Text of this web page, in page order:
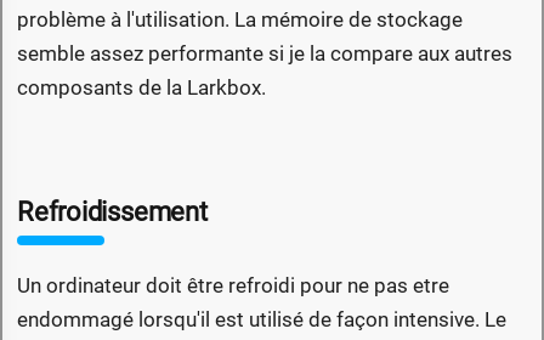
problème à l'utilisation. La mémoire de stockage
semble assez performante si je la compare aux autres
composants de la Larkbox.
Refroidissement
Un ordinateur doit être refroidi pour ne pas etre
endommagé lorsqu'il est utilisé de façon intensive. Le